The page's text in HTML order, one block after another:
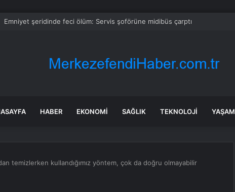
Emniyet şeridinde feci ölüm: Servis şoförüne midibüs çarptı
HABER EKONOMI SAĞLIK TEKNOLOJI YAŞAM
temizlerken kullandığımız yöntem, çok da doğru olmayabilir